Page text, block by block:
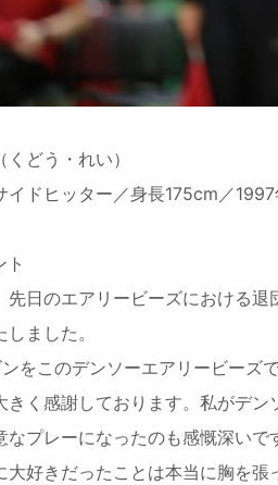
どう・れい）
イドヒッター／身長175cm／
先日のエアリービーズにおける
ました。
をこのデンソーエアリービーズ
きく感謝しております。私がデ
なプレーになったのも感慨深い
大好きだったことは本当に胸を張